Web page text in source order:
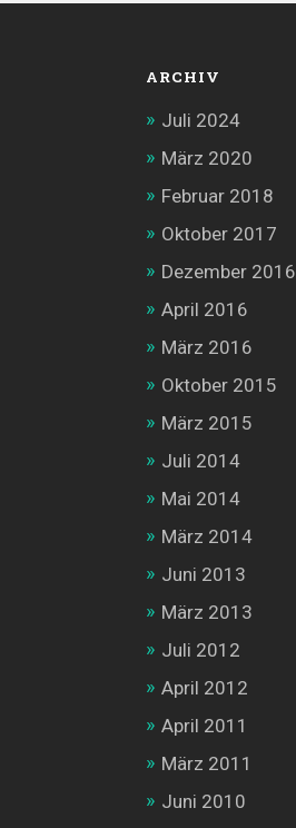
ARCHIV
Juli 2024
März 2020
Februar 2018
Oktober 2017
Dezember 2016
April 2016
März 2016
Oktober 2015
März 2015
Juli 2014
Mai 2014
März 2014
Juni 2013
März 2013
Juli 2012
April 2012
April 2011
März 2011
Juni 2010